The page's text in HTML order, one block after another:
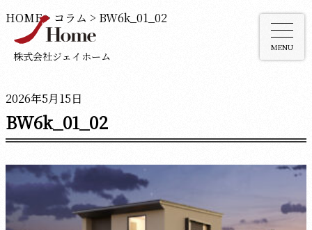
株式会社ジェイホーム
MENU
HOME> コラム > BW6k_01_02
2026年5月15日
BW6k_01_02